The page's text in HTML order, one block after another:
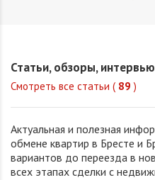
Статьи, обзоры, интервью
Смотреть все статьи ( 89 )
Актуальная и полезная
обмене квартир в Бресте и
вариантов до переезда в
всех этапах сделки с